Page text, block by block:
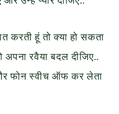
करती हूं तो क्या हो सकता
अपना रवैया बदल दीजिए..
फोन स्वीच ऑफ कर लेता